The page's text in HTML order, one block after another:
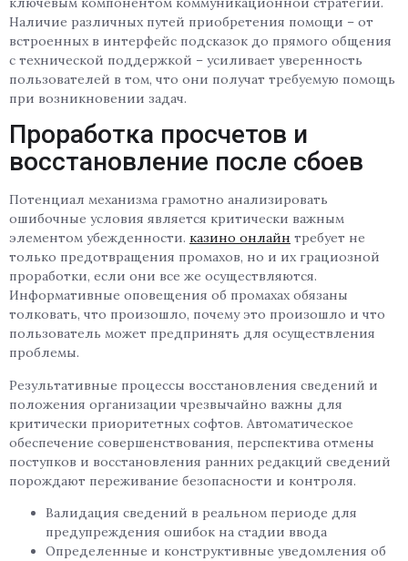
Наличие различных путей приобретения помощи – от
встроенных в интерфейс подсказок до прямого общения
с технической поддержкой – усиливает уверенность
пользователей в том, что они получат требуемую помощь
при возникновении задач.
Проработка просчетов и
восстановление после сбоев
Потенциал механизма грамотно анализировать
ошибочные условия является критически важным
элементом убежденности. казино онлайн требует не
только предотвращения промахов, но и их грациозной
проработки, если они все же осуществляются.
Информативные оповещения об промахах обязаны
толковать, что произошло, почему это произошло и что
пользователь может предпринять для осуществления
проблемы.
Результативные процессы восстановления сведений и
положения организации чрезвычайно важны для
критически приоритетных софтов. Автоматическое
обеспечение совершенствования, перспектива отмены
поступков и восстановления ранних редакций сведений
порождают переживание безопасности и контроля.
Валидация сведений в реальном периоде для
предупреждения ошибок на стадии ввода
Определенные и конструктивные уведомления об